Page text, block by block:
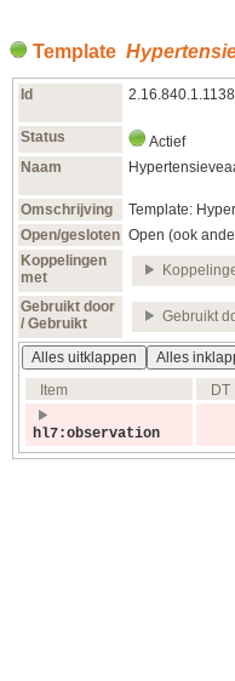
Template
Id
Status
Actief
Naam
Omschrijving
Template:
Open/gesloten Open (ook
Koppelingen
met
Gebruikt door
/ Gebruikt
Gebruikt
Alles uitklappen
Alles
Item
DT
hl7:observation